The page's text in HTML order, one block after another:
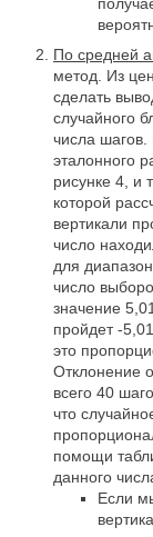
По средней
метод. Из
сделать
случайного
числа
эталонного
рисунке 4, и
которой
вертикали
число
для
число
значение
пройдет -
это
Отклонение
всего 40
что
помощи
данного
Если